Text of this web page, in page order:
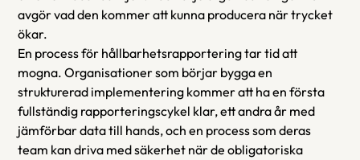
avgör vad den kommer att kunna producera när trycket
ökar.
En process för hållbarhetsrapportering tar tid att
mogna. Organisationer som börjar bygga en
strukturerad implementering kommer att ha en första
fullständig rapporteringscykel klar, ett andra år med
jämförbar data till hands, och en process som deras
team kan driva med säkerhet när de obligatoriska